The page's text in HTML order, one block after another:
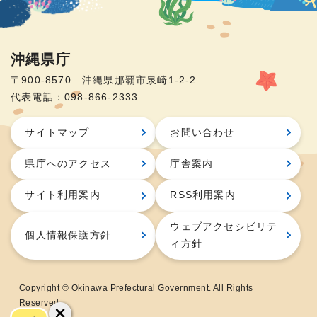
沖縄県庁
〒900-8570 沖縄県那覇市泉崎1-2-2
代表電話：098-866-2333
サイトマップ お問い合わせ
県庁へのアクセス 庁舎案内
サイト利用案内 RSS利用案内
個人情報保護方針
ウェブアクセシビリテ
ィ方針
Copyright © Okinawa Prefectural Government. All Rights
Reserved.